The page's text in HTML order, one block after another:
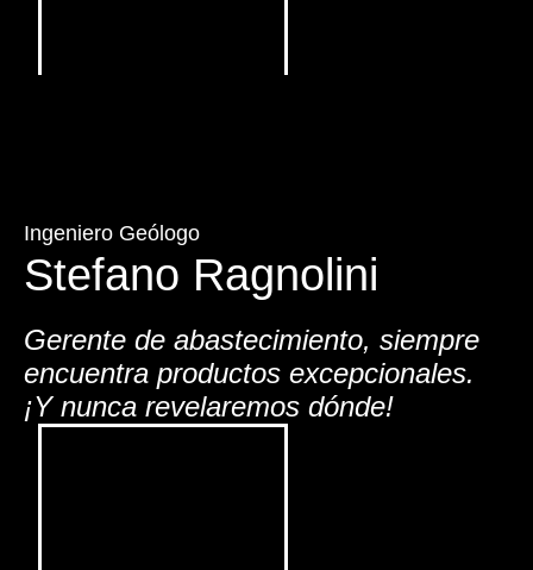
Ingeniero Geólogo
Stefano Ragnolini
Gerente de abastecimiento, siempre
encuentra productos excepcionales.
¡Y nunca revelaremos dónde!